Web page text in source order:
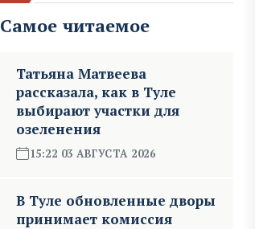
Самое читаемое
Татьяна Матвеева
рассказала, как в Туле
выбирают участки для
озеленения
15:22 03 АВГУСТА 2026
В Туле обновленные дворы
принимает комиссия